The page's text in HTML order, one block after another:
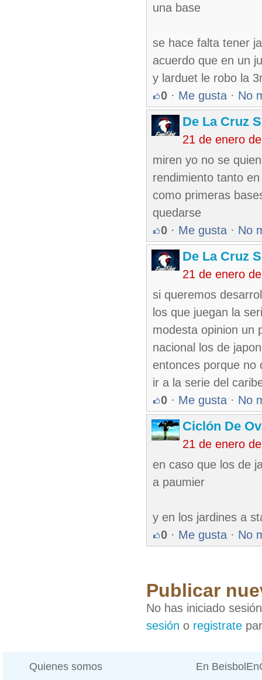
una base
se hace falta tener
acuerdo que en un
y larduet le robo la
0 · Me gusta · No
De La Cruz
21 de enero
miren yo no se
rendimiento tanto
como primeras
quedarse
0 · Me gusta · No
De La Cruz
21 de enero
si queremos
los que juegan la
modesta opinion un
nacional los de
entonces porque no
ir a la serie del
0 · Me gusta · No
Ciclón De
21 de enero
en caso que los de
a paumier
y en los jardines a
0 · Me gusta · No
Publicar
No has iniciado
sesión o registrate
Quienes somos En